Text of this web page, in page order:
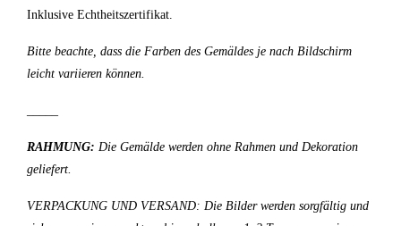
Inklusive Echtheitszertifikat.
Bitte beachte, dass die Farben des Gemäldes je nach Bildschirm
leicht variieren können.
RAHMUNG: Die Gemälde werden ohne Rahmen und Dekoration
geliefert.
VERPACKUNG UND VERSAND: Die Bilder werden sorgfältig und